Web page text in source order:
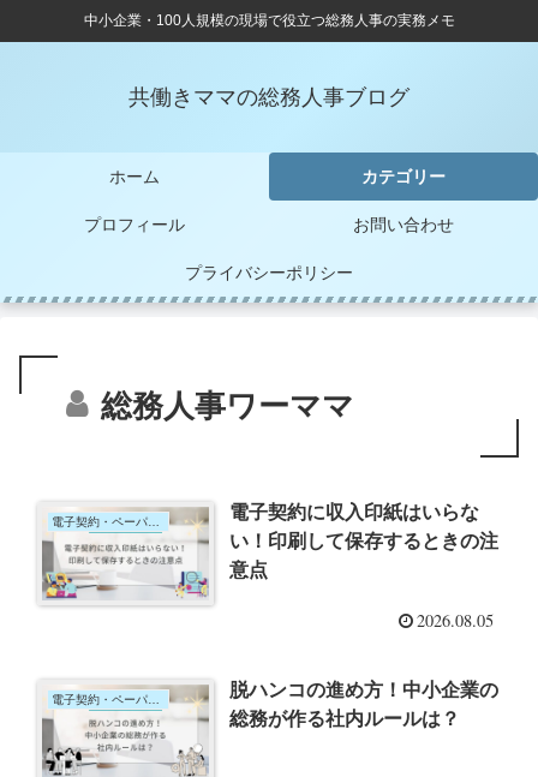
中小企業・100人規模の現場で役立つ総務人事の実務メモ
共働きママの総務人事ブログ
ホーム カテゴリー
プロフィール お問い合わせ
プライバシーポリシー
総務人事ワーママ
電子契約・ペーパーレス化
電子契約に収入印紙はいらな
い！印刷して保存するときの注
意点
2026.08.05
電子契約・ペーパーレス化
脱ハンコの進め方！中小企業の
総務が作る社内ルールは？